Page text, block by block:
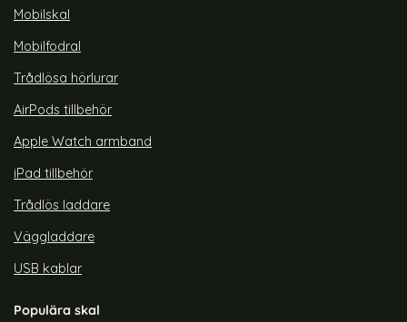
Mobilskal
Mobilfodral
Trådlösa hörlurar
AirPods tillbehör
Apple Watch armband
iPad tillbehör
Trådlös laddare
Väggladdare
USB kablar
Populära skal